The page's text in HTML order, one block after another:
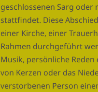
geschlossenen Sarg
stattfindet. Diese
einer Kirche, einer
Rahmen durchgeführt
Musik, persönliche
von Kerzen oder das
verstorbenen Person